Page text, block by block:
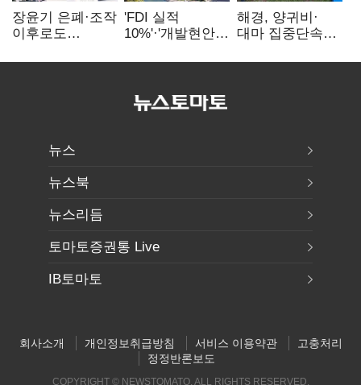
장윤기 은폐·조작
이후로도
내부비위…경찰
'FDI 실적
10%'·'개발현안
인천경제청장
해경, 양귀비·
대마 집중단속…
249명 검거
뉴스
뉴스북
뉴스리듬
토마토증권통 Live
IB토마토
회사소개 개인정보취급방침 서비스 이용약관
고충처리
정정반론보도
COPYRIGHT © NEWSTOMATO. ALL RIGHTS RESERVED.